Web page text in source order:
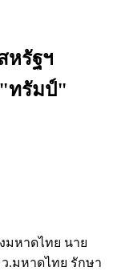
หรัฐฯ
"ทรัมป์"
มหาดไทย นาย
.มหาดไทย รักษา